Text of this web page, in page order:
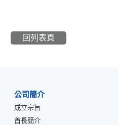
回列表頁
公司簡介
成立宗旨
首長簡介